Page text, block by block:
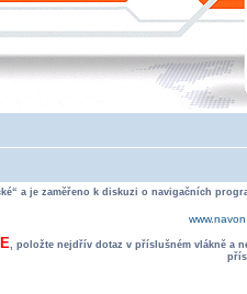
a je zaměřeno k diskuzi o navigačních
, položte nejdřív dotaz v příslušném vlákně a